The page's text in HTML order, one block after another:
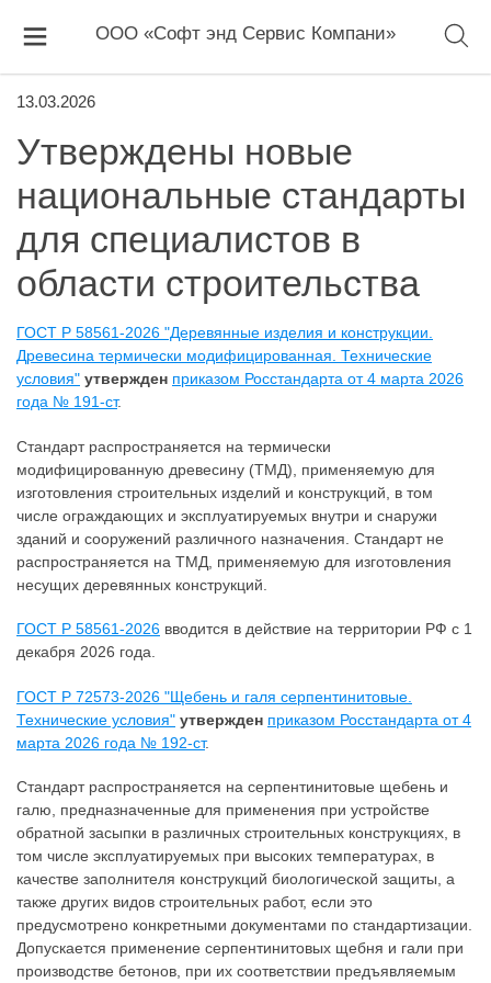
ООО «Софт энд Сервис Компани»
13.03.2026
Утверждены новые
национальные стандарты
для специалистов в
области строительства
ГОСТ Р 58561-2026 "Деревянные изделия и конструкции.
Древесина термически модифицированная. Технические
условия" утвержден приказом Росстандарта от 4 марта 2026
года № 191-ст.
Стандарт распространяется на термически
модифицированную древесину (ТМД), применяемую для
изготовления строительных изделий и конструкций, в том
числе ограждающих и эксплуатируемых внутри и снаружи
зданий и сооружений различного назначения. Стандарт не
распространяется на ТМД, применяемую для изготовления
несущих деревянных конструкций.
ГОСТ Р 58561-2026 вводится в действие на территории РФ с 1
декабря 2026 года.
ГОСТ Р 72573-2026 "Щебень и галя серпентинитовые.
Технические условия" утвержден приказом Росстандарта от 4
марта 2026 года № 192-ст.
Стандарт распространяется на серпентинитовые щебень и
галю, предназначенные для применения при устройстве
обратной засыпки в различных строительных конструкциях, в
том числе эксплуатируемых при высоких температурах, в
качестве заполнителя конструкций биологической защиты, а
также других видов строительных работ, если это
предусмотрено конкретными документами по стандартизации.
Допускается применение серпентинитовых щебня и гали при
производстве бетонов, при их соответствии предъявляемым